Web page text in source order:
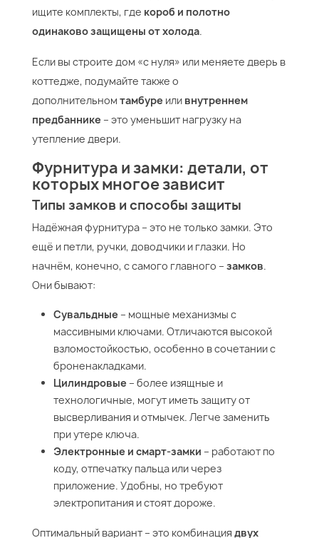
ищите комплекты, где короб и полотно
одинаково защищены от холода.
Если вы строите дом «с нуля» или меняете дверь в
коттедже, подумайте также о
дополнительном тамбуре или внутреннем
предбаннике – это уменьшит нагрузку на
утепление двери.
Фурнитура и замки: детали, от
которых многое зависит
Типы замков и способы защиты
Надёжная фурнитура – это не только замки. Это
ещё и петли, ручки, доводчики и глазки. Но
начнём, конечно, с самого главного – замков.
Они бывают:
Сувальдные – мощные механизмы с
массивными ключами. Отличаются высокой
взломостойкостью, особенно в сочетании с
броненакладками.
Цилиндровые – более изящные и
технологичные, могут иметь защиту от
высверливания и отмычек. Легче заменить
при утере ключа.
Электронные и смарт-замки – работают по
коду, отпечатку пальца или через
приложение. Удобны, но требуют
электропитания и стоят дороже.
Оптимальный вариант – это комбинация двух